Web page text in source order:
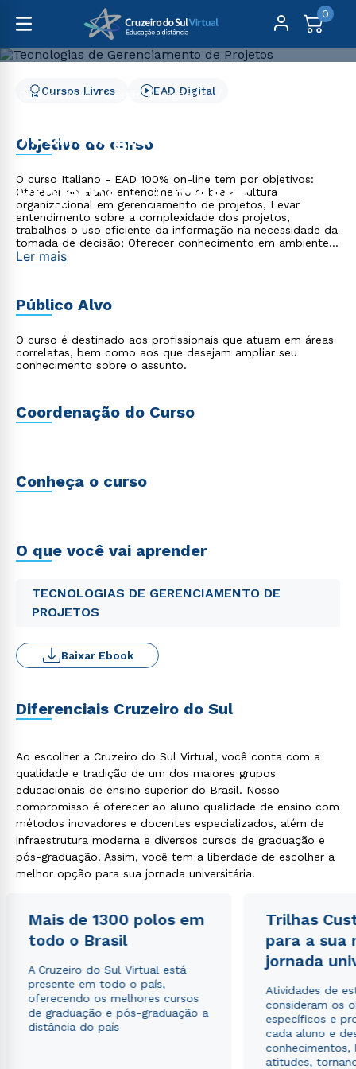
0
Cursos Livres
Gestão e Negócios
Tecnologias de
Gerenciamento de
Projetos - 3 meses
Cursos Livres EAD Digital
Objetivo do curso
O curso Italiano - EAD 100% on-line tem por objetivos:
Oferecer ao aluno entendimento sobre a cultura
organizacional em gerenciamento de projetos, Levar
entendimento sobre a complexidade dos projetos,
trabalhos o uso eficiente da informação na necessidade da
tomada de decisão; Oferecer conhecimento em ambientes
de projeto.
Ler mais
Público Alvo
O curso é destinado aos profissionais que atuam em áreas
correlatas, bem como aos que desejam ampliar seu
conhecimento sobre o assunto.
Coordenação do Curso
Conheça o curso
O que você vai aprender
TECNOLOGIAS DE GERENCIAMENTO DE
PROJETOS
Baixar Ebook
Diferenciais Cruzeiro do Sul
Ao escolher a Cruzeiro do Sul Virtual, você conta com a
qualidade e tradição de um dos maiores grupos
educacionais de ensino superior do Brasil. Nosso
compromisso é oferecer ao aluno qualidade de ensino com
métodos inovadores e docentes especializados, além de
infraestrutura moderna e diversos cursos de graduação e
pós-graduação. Assim, você tem a liberdade de escolher a
melhor opção para sua jornada universitária.
Mais de 1300 polos em
todo o Brasil
A Cruzeiro do Sul Virtual está
presente em todo o país,
oferecendo os melhores cursos
de graduação e pós-graduação a
distância do país
Trilhas
para a sua
jornada
Atividades de
consideram os
específicos e
cada aluno e
conhecimentos,
atitudes,